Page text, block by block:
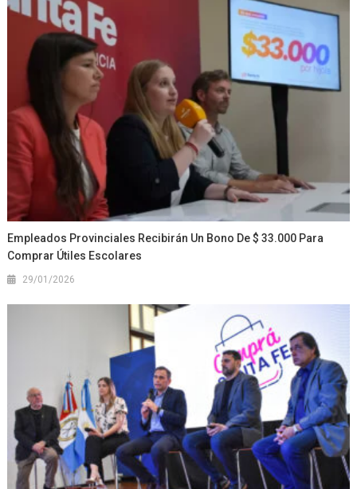
Empleados Provinciales Recibirán Un Bono De $ 33.000 Para
Comprar Útiles Escolares
29/01/2026